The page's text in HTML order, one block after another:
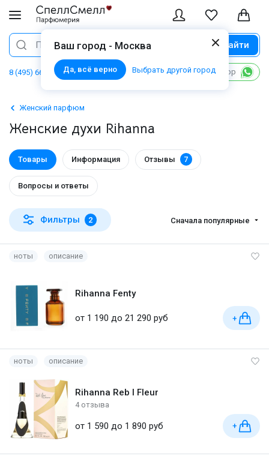
Ваш город - Москва
Да, всё верно Выбрать другой город
Поиск Найти
8 (495) 668 06 02 Написать в WhatsApp
Женский парфюм
Женские духи Rihanna
Товары Информация Отзывы 7
Вопросы и ответы
Фильтры 2 Сначала популярные
ноты описание
Rihanna Fenty
от 1 190 до 21 290 руб +
ноты описание
Rihanna Reb l Fleur
4 отзыва
от 1 590 до 1 890 руб +